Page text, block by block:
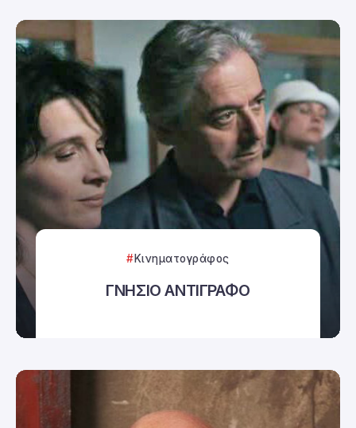
Κινηματογράφος
ΓΝΗΣΙΟ ΑΝΤΙΓΡΑΦΟ